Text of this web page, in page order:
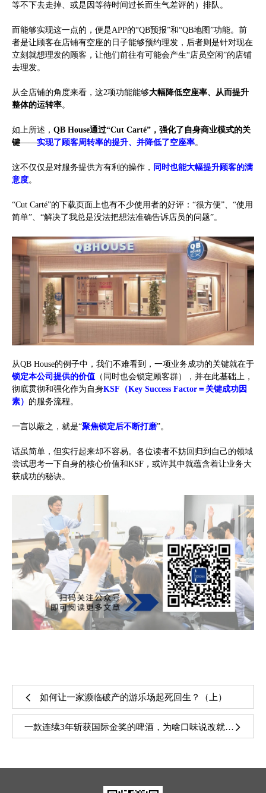
等不下去走掉、或是因等待时间过长而生气差评的）排队。
而能够实现这一点的，便是APP的“QB预报”和“QB地图”功能。前
者是让顾客在店铺有空座的日子能够预约理发，后者则是针对现在
立刻就想理发的顾客，让他们前往有可能会产生“店员空闲”的店铺
去理发。
从全店铺的角度来看，这2项功能能够大幅降低空座率、从而提升
整体的运转率。
如上所述， QB House通过“Cut Carté”，强化了自身商业模式的关
键——实现了顾客周转率的提升、并降低了空座率。
这不仅仅是对服务提供方有利的操作， 同时也能大幅提升顾客的满
意度。
“Cut Carté”的下载页面上也有不少使用者的好评：“很方便”、“使用
简单”、“解决了我总是没法把想法准确告诉店员的问题”。
从QB House的例子中，我们不难看到，一项业务成功的关键就在于
锁定本公司提供的价值 （同时也会锁定顾客群），并在此基础上，
彻底贯彻和强化作为自身KSF（Key Success Factor＝关键成功因
素） 的服务流程。
一言以蔽之，就是“聚焦锁定后不断打磨”。
话虽简单，但实行起来却不容易。各位读者不妨回归到自己的领域
尝试思考一下自身的核心价值和KSF，或许其中就蕴含着让业务大
获成功的秘诀。
如何让一家濒临破产的游乐场起死回生？（上）
一款连续3年斩获国际金奖的啤酒，为啥口味说改就改？